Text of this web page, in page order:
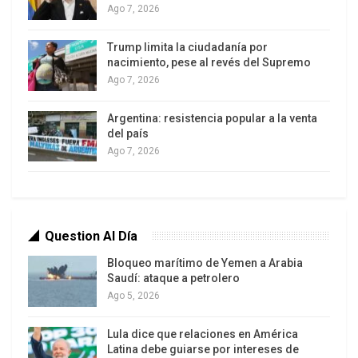
tanto como hoy para ayudar a Ucrania”.
para volverse más fuerte, como se puede ver hoy”,
admitió Merkel en una entrevista con
Die Zeit .
Merkel ya había deslizado este tipo de análisis en
una entrevista con el semanario
fines de noviembre. Sus declaraciones se deben
en parte a una ola de críticas sobre lo que muchos
Ago 7, 2026
Trump limita la ciudadanía por
nacimiento, pese al revés del Supremo
Ago 7, 2026
Argentina: resistencia popular a la venta
del país
Ago 7, 2026
Question Al Día
Bloqueo marítimo de Yemen a Arabia
Saudí: ataque a petrolero
Ago 5, 2026
Lula dice que relaciones en América
Latina debe guiarse por intereses de